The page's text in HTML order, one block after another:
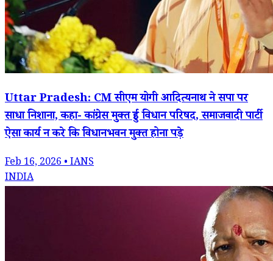
Uttar Pradesh: CM सीएम योगी आदित्यनाथ ने सपा पर
साधा निशाना, कहा- कांग्रेस मुक्त हुई विधान परिषद, समाजवादी पार्टी
ऐसा कार्य न करे कि विधानभवन मुक्त होना पड़े
Feb 16, 2026 • IANS
INDIA